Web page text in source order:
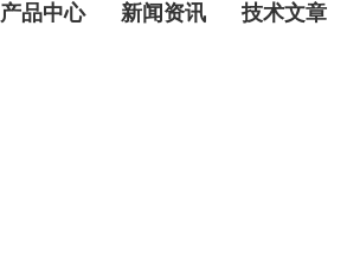
产品中心 新闻资讯 技术文章